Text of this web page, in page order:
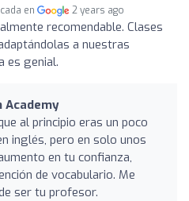
en 2 years ago
recomendable. Clases
a nuestras
es genial.
Academy
al principio eras un poco
inglés, pero en solo unos
en tu confianza,
de vocabulario. Me
ser tu profesor.